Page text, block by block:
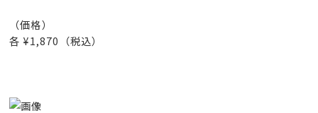
（価格）
各 ¥1,870（税込）